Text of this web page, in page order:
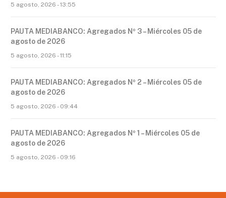
5 agosto, 2026 - 13:55
PAUTA MEDIABANCO: Agregados Nº 3 – Miércoles 05 de
agosto de 2026
5 agosto, 2026 - 11:15
PAUTA MEDIABANCO: Agregados Nº 2 – Miércoles 05 de
agosto de 2026
5 agosto, 2026 - 09:44
PAUTA MEDIABANCO: Agregados Nº 1 – Miércoles 05 de
agosto de 2026
5 agosto, 2026 - 09:16